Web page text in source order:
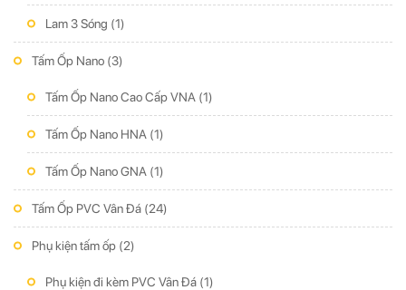
Lam 3 Sóng (1)
Tấm Ốp Nano (3)
Tấm Ốp Nano Cao Cấp VNA (1)
Tấm Ốp Nano HNA (1)
Tấm Ốp Nano GNA (1)
Tấm Ốp PVC Vân Đá (24)
Phụ kiện tấm ốp (2)
Phụ kiện đi kèm PVC Vân Đá (1)